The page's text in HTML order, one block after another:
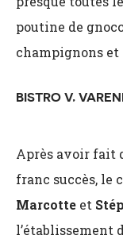
poutine de
champignons et
BISTRO V,
Après avoir fait
franc succès, le
Marcotte et
l’établissement